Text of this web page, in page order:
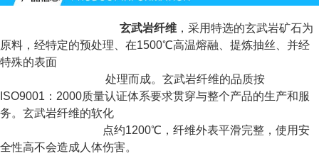
玄武岩纤维 ，采用特选的玄武岩矿石为
原料，经特定的预处理、在1500℃高温熔融、提炼抽丝、 并经
特殊的表面
处理而成。玄武岩纤维的品质按
ISO9001：2000质量认证体系要求贯穿与整个产品的生产和服
务。玄武岩纤维的软化
点约1200℃，纤维外表平滑完整，使用安
全性高不会造成人体伤害。